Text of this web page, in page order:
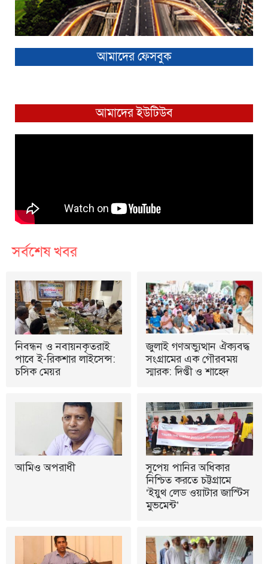
আমাদের ফেসবুক
আমাদের ইউটিউব
সর্বশেষ খবর
নিবন্ধন ও নবায়নকৃতরাই
পাবে ই-রিকশার লাইসেন্স:
চসিক মেয়র
জুলাই গণঅভ্যুত্থান ঐক্যবদ্ধ
সংগ্রামের এক গৌরবময়
স্মারক: দিপ্তী ও শাহেদ
আমিও অপরাধী
সুপেয় পানির অধিকার
নিশ্চিত করতে চট্টগ্রামে
‘ইয়ুথ লেড ওয়াটার জাস্টিস
মুভমেন্ট’